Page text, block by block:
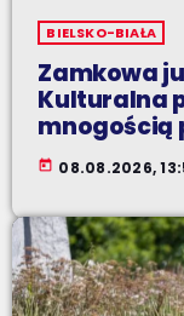
BIELSKO-BIAŁA
Zamkowa
Kulturalna
mnogością
today 08.08.2026,